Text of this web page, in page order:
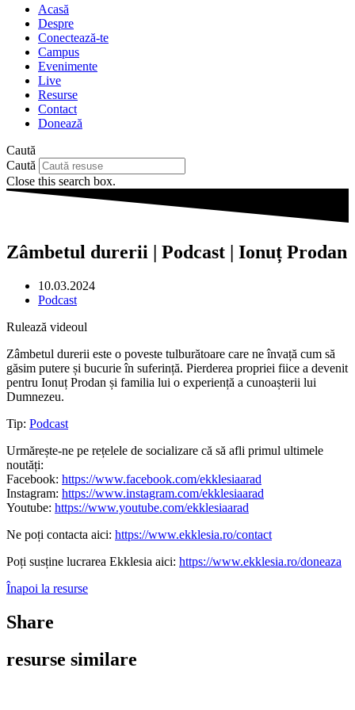
Acasă
Despre
Conectează-te
Campus
Evenimente
Live
Resurse
Contact
Donează
Caută
Caută
Close this search box.
Zâmbetul durerii | Podcast | Ionuț Prodan
10.03.2024
Podcast
Rulează videoul
Zâmbetul durerii este o poveste tulburătoare care ne învață cum să
găsim putere și bucurie în suferință. Pierderea propriei fiice a devenit
pentru Ionuț Prodan și familia lui o experiență a cunoașterii lui
Dumnezeu.
Tip: Podcast
Urmărește-ne pe rețelele de socializare că să afli primul ultimele
noutăți:
Facebook: https://www.facebook.com/ekklesiaarad
Instagram: https://www.instagram.com/ekklesiaarad
Youtube: https://www.youtube.com/ekklesiaarad
Ne poți contacta aici: https://www.ekklesia.ro/contact
Poți susține lucrarea Ekklesia aici: https://www.ekklesia.ro/doneaza
Înapoi la resurse
Share
resurse similare